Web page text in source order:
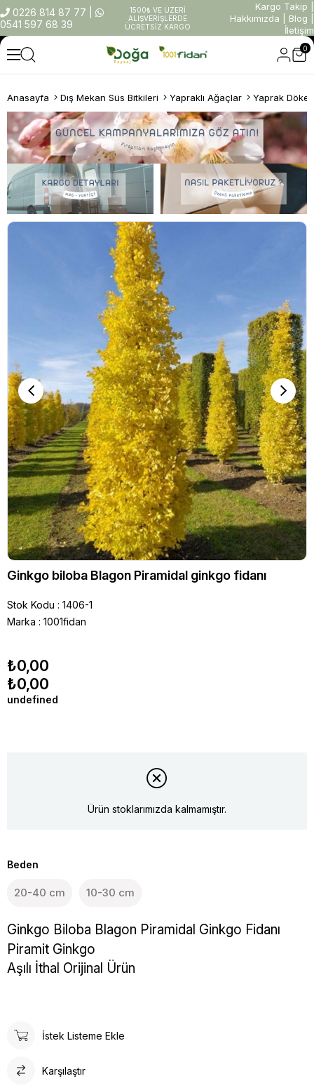
0226 814 87 77
0541 597 68 39
1500₺ VE ÜZERİ
ALIŞVERİŞLERDE
ÜCRETSİZ KARGO
Kargo Takip
Hakkımızda
Blog
İletişim
0
Anasayfa Dış Mekan Süs Bitkileri Yapraklı Ağaçlar Yaprak
Ginkgo biloba Blagon Piramidal ginkgo fidanı
Stok Kodu
1406-1
Marka : 1001fidan
₺0,00
₺0,00
undefined
Ürün stoklarımızda kalmamıştır.
Beden
20-40 cm 10-30 cm
Ginkgo Biloba Blagon Piramidal Ginkgo Fidanı
Piramit Ginkgo
Aşılı İthal Orijinal Ürün
İstek Listeme Ekle
Karşılaştır